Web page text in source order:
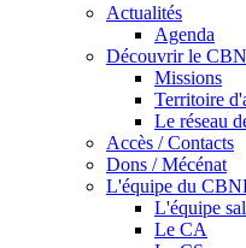
Actualités
Agenda
Découvrir le
Missions
Territoire
Le réseau
Accès / Contacts
Dons / Mécénat
L'équipe du
L'équipe
Le CA